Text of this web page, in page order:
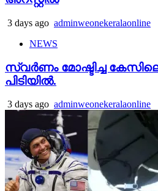
3 days ago adminweonekeralaonline
NEWS
സ്വർണം മോഷ്ടിച്ച
പിടിയിൽ.
3 days ago adminweonekeralaonline